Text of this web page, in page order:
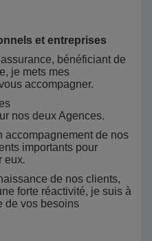
et entreprises
bénéficiant de
je mets mes
accompagner.
nos deux Agences.
accompagnement de nos
importants pour
eux.
de nos clients,
forte réactivité, je suis à
de vos besoins